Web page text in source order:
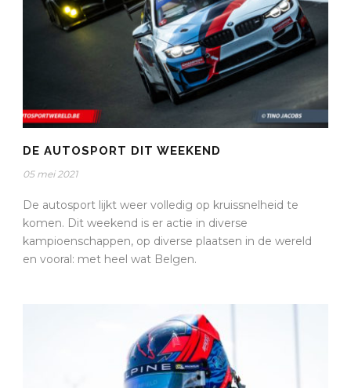
DE AUTOSPORT DIT WEEKEND
05 mei 2021
De autosport lijkt weer volledig op kruissnelheid te
komen. Dit weekend is er actie in diverse
kampioenschappen, op diverse plaatsen in de wereld
en vooral: met heel wat Belgen.